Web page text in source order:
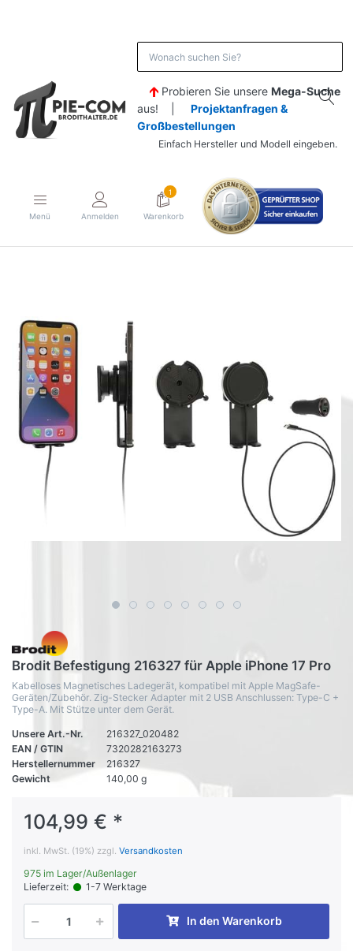
Probieren Sie unsere Mega-Suche
aus! | Projektanfragen &
Großbestellungen
Einfach Hersteller und Modell eingeben.
Menü Anmelden
1
Warenkorb
Brodit Befestigung 216327 für Apple iPhone 17 Pro
Kabelloses Magnetisches Ladegerät, kompatibel mit Apple MagSafe-
Geräten/Zubehör. Zig-Stecker Adapter mit 2 USB Anschlussen: Type-C +
Type-A. Mit Stütze unter dem Gerät.
Unsere Art.-Nr.
216327_020482
EAN / GTIN
7320282163273
Herstellernummer
216327
Gewicht
140,00 g
104,99 € *
inkl. MwSt. (19%) zzgl. Versandkosten
975 im Lager/Außenlager
Lieferzeit:
1-7 Werktage
In den Warenkorb